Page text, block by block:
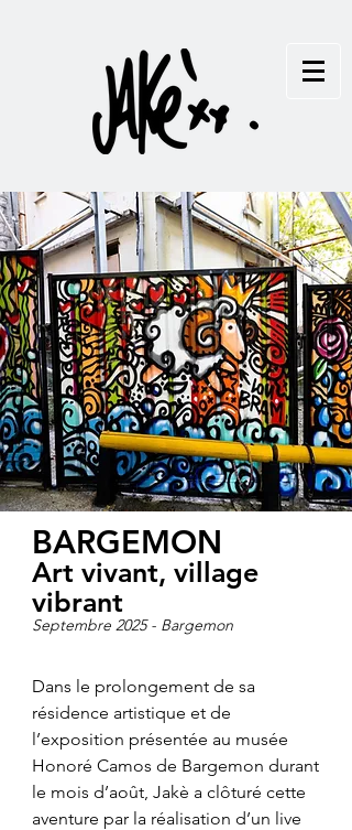
BARGEMON
Art vivant, village
vibrant
Septembre 2025 - Bargemon
Dans le prolongement de sa
résidence artistique et de
l’exposition présentée au musée
Honoré Camos de Bargemon durant
le mois d’août, Jakè a clôturé cette
aventure par la réalisation d’un live